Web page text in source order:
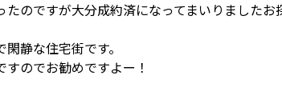
のですが大分成約済になってまいりましたお
静な住宅街です。
のでお勧めですよー！